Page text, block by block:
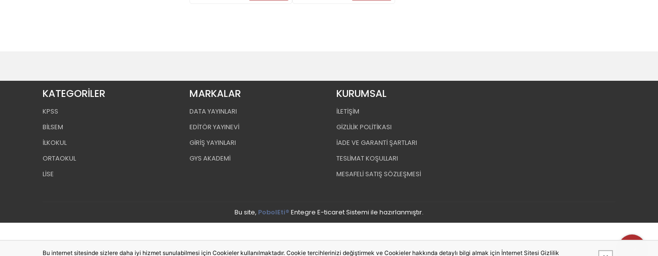
KATEGORİLER
KPSS
BİLSEM
İLKOKUL
ORTAOKUL
LİSE
MARKALAR
DATA YAYINLARI
EDİTÖR YAYINEVİ
GİRİŞ YAYINLARI
GYS AKADEMİ
KURUMSAL
İLETİŞİM
GİZLİLİK POLİTİKASI
İADE VE GARANTİ ŞARTLARI
TESLİMAT KOŞULLARI
MESAFELİ SATIŞ SÖZLEŞMESİ
Bu site, PobolEti® Entegre E-ticaret Sistemi ile hazırlanmıştır.
Bu internet sitesinde sizlere daha iyi hizmet sunulabilmesi için Cookieler kullanılmaktadır. Cookie tercihlerinizi değiştirmek ve Cookieler hakkında detaylı bilgi almak için İnternet Sitesi Gizlilik